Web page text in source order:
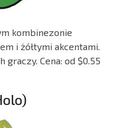
kombinezonie
i żółtymi akcentami.
Cena: od $0.55